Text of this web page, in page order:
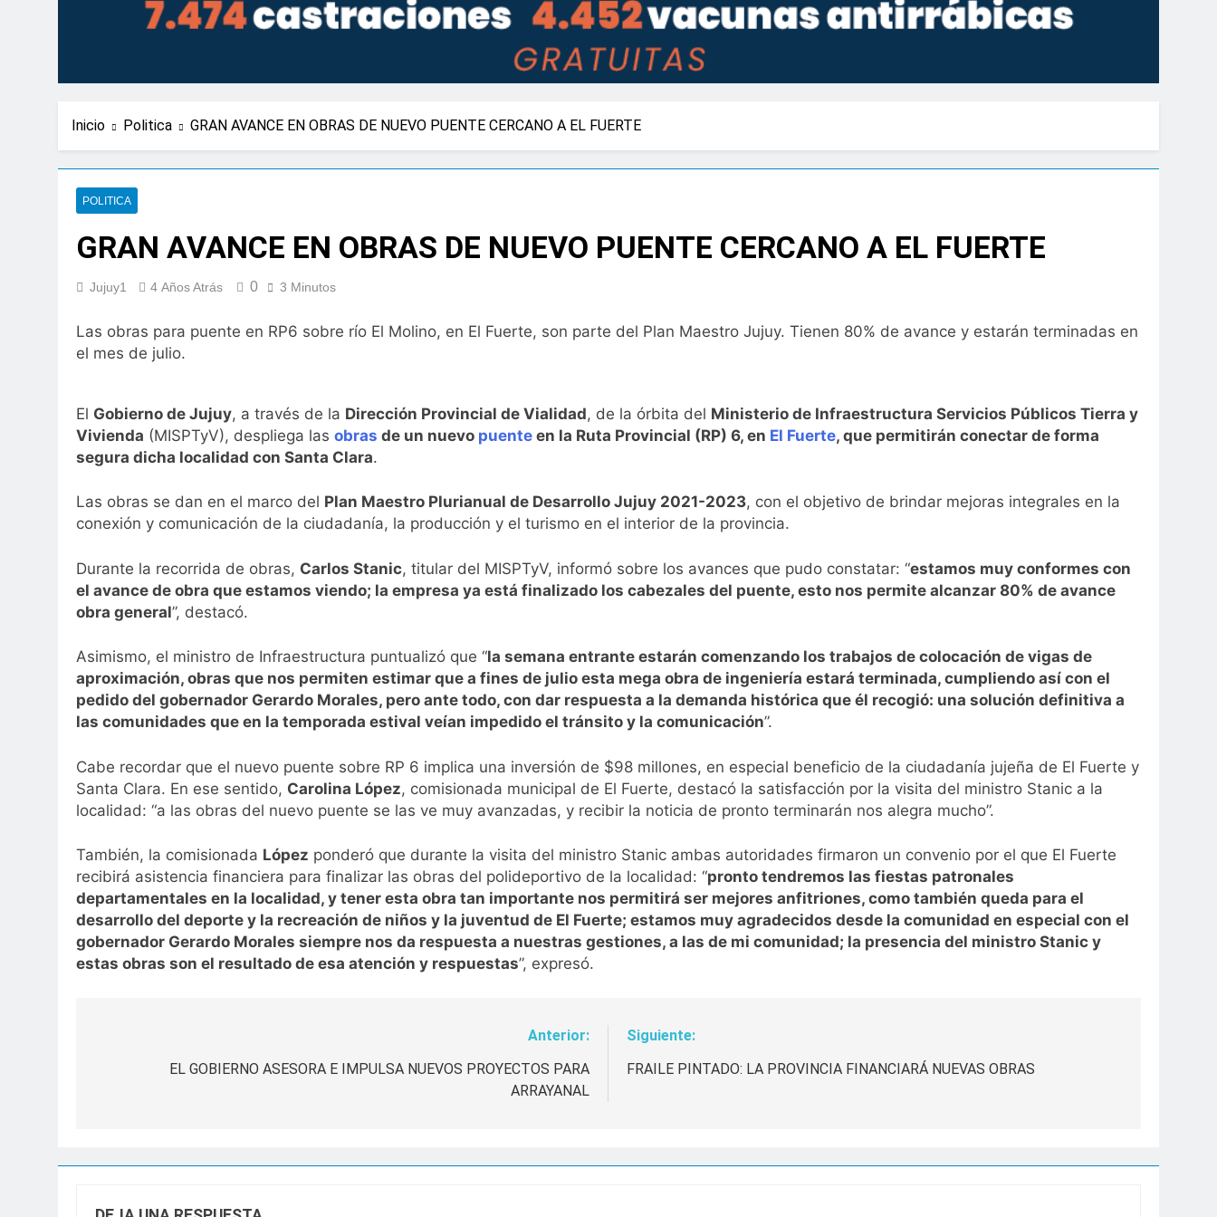
Inicio Politica GRAN AVANCE EN OBRAS DE NUEVO PUENTE CERCANO A EL FUERTE
POLITICA
GRAN AVANCE EN OBRAS DE NUEVO PUENTE CERCANO A EL FUERTE
Jujuy1 4 Años Atrás 0 3 Minutos
Las obras para puente en RP6 sobre río El Molino, en El Fuerte, son parte del Plan Maestro Jujuy. Tienen 80% de avance y estarán terminadas en
el mes de julio.
El Gobierno de Jujuy, a través de la Dirección Provincial de Vialidad, de la órbita del Ministerio de Infraestructura Servicios Públicos Tierra y
Vivienda (MISPTyV), despliega las obras de un nuevo puente en la Ruta Provincial (RP) 6, en El Fuerte, que permitirán conectar de forma
segura dicha localidad con Santa Clara.
Las obras se dan en el marco del Plan Maestro Plurianual de Desarrollo Jujuy 2021-2023, con el objetivo de brindar mejoras integrales en la
conexión y comunicación de la ciudadanía, la producción y el turismo en el interior de la provincia.
Durante la recorrida de obras, Carlos Stanic, titular del MISPTyV, informó sobre los avances que pudo constatar: “estamos muy conformes con
el avance de obra que estamos viendo; la empresa ya está finalizado los cabezales del puente, esto nos permite alcanzar 80% de avance
obra general”, destacó.
Asimismo, el ministro de Infraestructura puntualizó que “la semana entrante estarán comenzando los trabajos de colocación de vigas de
aproximación, obras que nos permiten estimar que a fines de julio esta mega obra de ingeniería estará terminada, cumpliendo así con el
pedido del gobernador Gerardo Morales, pero ante todo, con dar respuesta a la demanda histórica que él recogió: una solución definitiva a
las comunidades que en la temporada estival veían impedido el tránsito y la comunicación”.
Cabe recordar que el nuevo puente sobre RP 6 implica una inversión de $98 millones, en especial beneficio de la ciudadanía jujeña de El Fuerte y
Santa Clara. En ese sentido, Carolina López, comisionada municipal de El Fuerte, destacó la satisfacción por la visita del ministro Stanic a la
localidad: “a las obras del nuevo puente se las ve muy avanzadas, y recibir la noticia de pronto terminarán nos alegra mucho”.
También, la comisionada López ponderó que durante la visita del ministro Stanic ambas autoridades firmaron un convenio por el que El Fuerte
recibirá asistencia financiera para finalizar las obras del polideportivo de la localidad: “pronto tendremos las fiestas patronales
departamentales en la localidad, y tener esta obra tan importante nos permitirá ser mejores anfitriones, como también queda para el
desarrollo del deporte y la recreación de niños y la juventud de El Fuerte; estamos muy agradecidos desde la comunidad en especial con el
gobernador Gerardo Morales siempre nos da respuesta a nuestras gestiones, a las de mi comunidad; la presencia del ministro Stanic y
estas obras son el resultado de esa atención y respuestas”, expresó.
Anterior:
EL GOBIERNO ASESORA E IMPULSA NUEVOS PROYECTOS PARA
ARRAYANAL
Siguiente:
FRAILE PINTADO: LA PROVINCIA FINANCIARÁ NUEVAS OBRAS